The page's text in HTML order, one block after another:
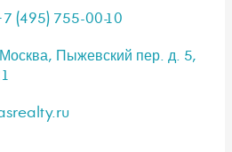
(495) 755-00-10
Пыжевский пер. д. 5,